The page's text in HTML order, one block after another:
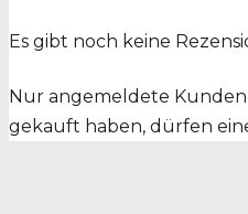
Es gibt noch keine
Nur angemeldete
gekauft haben, dürfen